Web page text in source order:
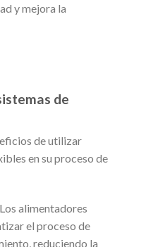
y mejora la
de
de utilizar
en su proceso de
alimentadores
el proceso de
reduciendo la